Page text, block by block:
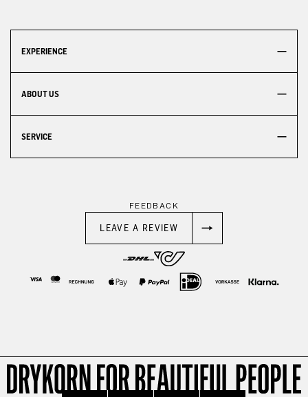
EXPERIENCE
ABOUT US
SERVICE
FEEDBACK
LEAVE A REVIEW